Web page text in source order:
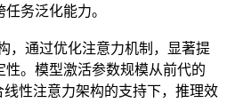
务泛化能力。
，通过优化注意力机制，显著提
。模型激活参数规模从前代的
线性注意力架构的支持下，推理效